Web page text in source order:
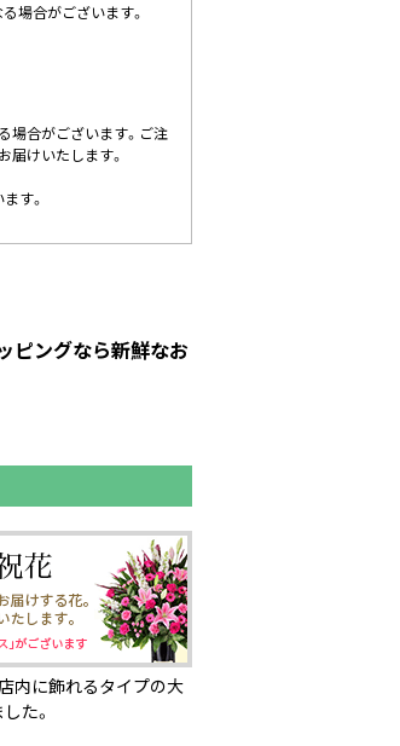
場合がございます。
場合がございます。ご注
けいたします。
す。
ピングなら新鮮なお
内に飾れるタイプの大
た。